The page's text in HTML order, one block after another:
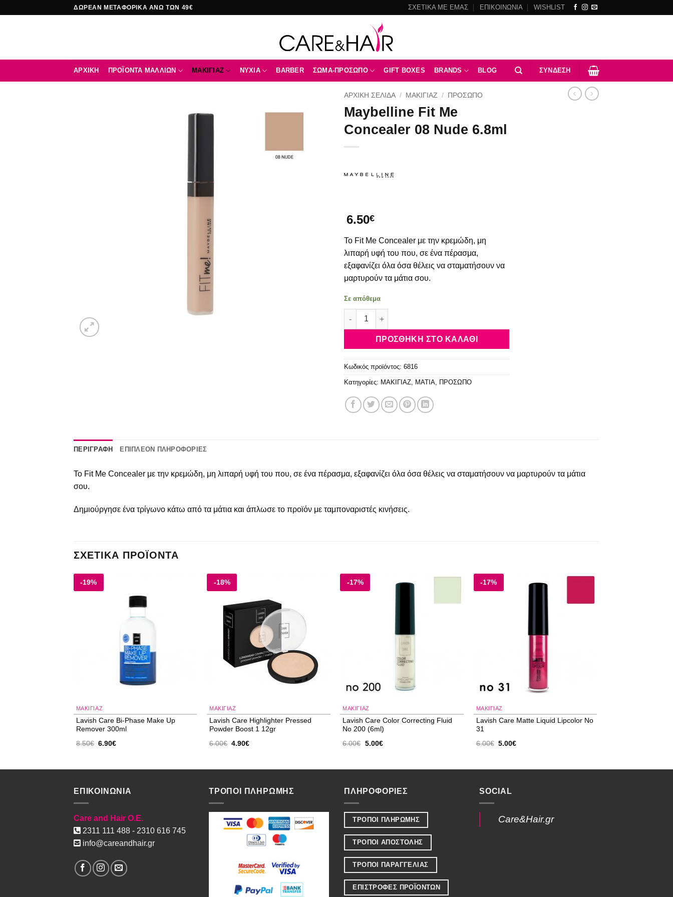
ΔΩΡΕΑΝ ΜΕΤΑΦΟΡΙΚΑ ΑΝΩ ΤΩΝ 49€ ΣΧΕΤΙΚΑ ΜΕ ΕΜΑΣ ΕΠΙΚΟΙΝΩΝΙΑ WISHLIST
ΑΡΧΙΚΉ ΠΡΟΪΟΝΤΑ ΜΑΛΛΙΩΝ ΜΑΚΙΓΙΑΖ NYXIA BARBER ΣΩΜΑ-ΠΡΟΣΩΠΟ GIFT BOXES BRANDS BLOG ΣΎΝΔΕΣΗ
ΑΡΧΙΚΉ ΣΕΛΊΔΑ / ΜΑΚΙΓΙΑΖ / ΠΡΟΣΩΠΟ
Maybelline Fit Me
Concealer 08 Nude 6.8ml
6.50€
Το Fit Me Concealer με την κρεμώδη, μη
λιπαρή υφή του που, σε ένα πέρασμα,
εξαφανίζει όλα όσα θέλεις να σταματήσουν να
μαρτυρούν τα μάτια σου.
Σε απόθεμα
Maybelline Fit Me Concealer 08 Nude 6.8ml ποσότητα
ΠΡΟΣΘΉΚΗ ΣΤΟ ΚΑΛΆΘΙ
Κωδικός προϊόντος: 6816
Κατηγορίες: ΜΑΚΙΓΙΑΖ, ΜΑΤΙΑ, ΠΡΟΣΩΠΟ
ΠΕΡΙΓΡΑΦΉ ΕΠΙΠΛΈΟΝ ΠΛΗΡΟΦΟΡΊΕΣ
Το Fit Me Concealer με την κρεμώδη, μη λιπαρή υφή του που, σε ένα πέρασμα, εξαφανίζει όλα όσα θέλεις να σταματήσουν να μαρτυρούν τα μάτια
σου.
Δημιούργησε ένα τρίγωνο κάτω από τα μάτια και άπλωσε το προϊόν με ταμποναριστές κινήσεις.
ΣΧΕΤΙΚΆ ΠΡΟΪΌΝΤΑ
-19%
ΜΑΚΙΓΙΑΖ
Lavish Care Bi-Phase Make Up
Remover 300ml
8.50€ Original
6.90€Η
6.90€.
-18%
ΜΑΚΙΓΙΑΖ
Lavish Care Highlighter Pressed
Powder Boost 1 12gr
6.00€ Original
4.90€Η
4.90€.
-17%
ΜΑΚΙΓΙΑΖ
Lavish Care Color Correcting Fluid
No 200 (6ml)
6.00€ Original
5.00€Η
5.00€.
-17%
ΜΑΚΙΓΙΑΖ
Lavish Care Matte Liquid Lipcolor No
31
6.00€ Original
5.00€Η
5.00€.
ΕΠΙΚΟΙΝΩΝΙΑ
Care and Hair O.E.
2311 111 488 - 2310 616 745
info@careandhair.gr
ΤΡΟΠΟΙ ΠΛΗΡΩΜΗΣ ΠΛΗΡΟΦΟΡΙΕΣ
ΤΡΟΠΟΙ ΠΛΗΡΩΜΗΣ
ΤΡΟΠΟΙ ΑΠΟΣΤΟΛΗΣ
ΤΡΟΠΟΙ ΠΑΡΑΓΓΕΛΙΑΣ
ΕΠΙΣΤΡΟΦΕΣ ΠΡΟΪΟΝΤΩΝ
SOCIAL
Care&Hair.gr